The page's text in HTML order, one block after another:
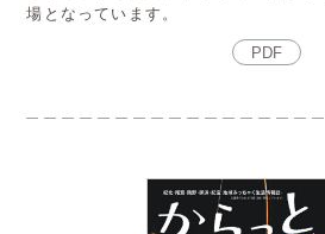
場となっています。
PDF